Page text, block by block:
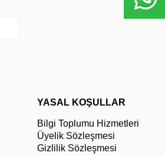
YASAL KOŞULLAR
Bilgi Toplumu Hizmetleri
Üyelik Sözleşmesi
Gizlilik Sözleşmesi